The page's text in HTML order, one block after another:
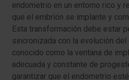
endometrio en un entorno rico y
que el embrión se implante y
Esta transformación debe estar
sincronizada con la evolución
conocido como la ventana de
adecuada y constante de
garantizar que el endometrio